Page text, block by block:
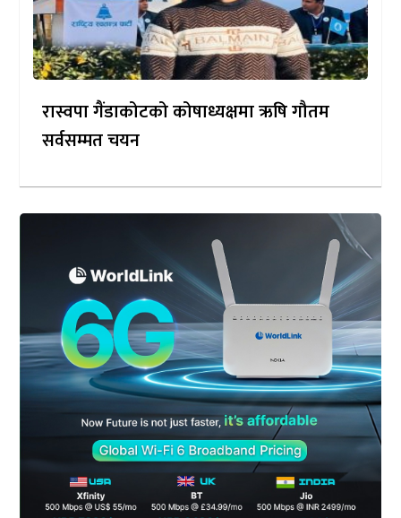
रास्वपा गैंडाकोटको कोषाध्यक्षमा ऋषि गौतम
सर्वसम्मत चयन